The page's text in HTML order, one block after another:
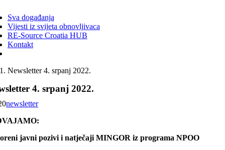
Sva događanja
Vijesti iz svijeta obnovljivaca
RE-Source Croatia HUB
Kontakt
Newsletter 4. srpanj 2022.
4. srpanj 2022.
newsletter
javni pozivi i natječaji MINGOR iz programa NPOO